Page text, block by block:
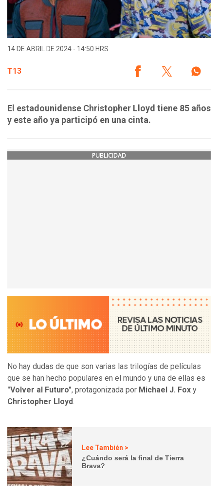
14 DE ABRIL DE 2024 - 14:50 HRS.
T13
El estadounidense Christopher Lloyd tiene 85 años
y este año ya participó en una cinta.
PUBLICIDAD
No hay dudas de que son varias las trilogías de películas
que se han hecho populares en el mundo y una de ellas es
"Volver al Futuro", protagonizada por Michael J. Fox y
Christopher Lloyd.
Lee También >
¿Cuándo será la final de Tierra
Brava?